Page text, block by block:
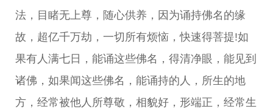
法，目睹无上尊，随心供养，因为诵持佛名的缘
故，超亿千万劫，一切所有烦恼，快速得菩提!如
果有人满七日，能诵这些佛名，得清净眼，能见到
诸佛，如果闻这些佛名，能诵持的人，所生的地
方，经常被他人所尊敬，相貌好，形端正，经常生